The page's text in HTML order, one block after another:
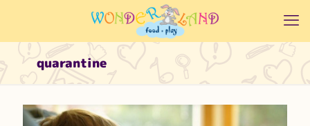
quarantine